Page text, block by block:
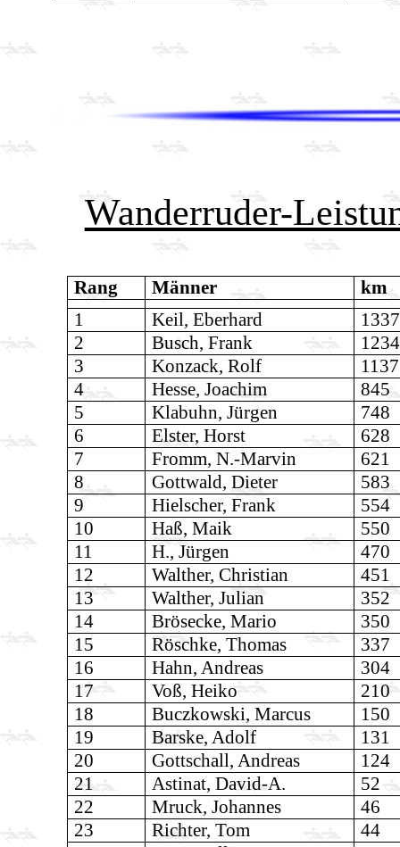
Wanderruder-
Rang Männer
km
1
Keil, Eberhard
1337
2
Busch, Frank
1234
3
Konzack, Rolf
1137
4
Hesse, Joachim
845
5
Klabuhn, Jürgen
748
6
Elster, Horst
628
7
Fromm, N.-Marvin
621
8
Gottwald, Dieter
583
9
Hielscher, Frank
554
10
Haß, Maik
550
11
H., Jürgen
470
12
Walther, Christian
451
13
Walther, Julian
352
14
Brösecke, Mario
350
15
Röschke, Thomas
337
16
Hahn, Andreas
304
17
Voß, Heiko
210
18
Buczkowski, Marcus
150
19
Barske, Adolf
131
20
Gottschall, Andreas
124
21
Astinat, David-A.
52
22
Mruck, Johannes
46
23
Richter, Tom
44